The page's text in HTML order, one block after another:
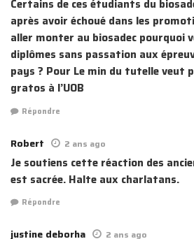
Certains de ces étudiants du
après avoir échoué dans les
aller monter au biosadec pourquoi
diplômes sans passation aux
pays ? Pour Le min du tutelle veut
gratos à l’UOB
Répondre
Robert 2 ans ago
Je soutiens cette réaction des
est sacrée. Halte aux charlatans.
Répondre
justine deborha 2 ans ago